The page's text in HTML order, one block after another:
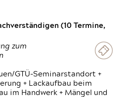
(10 Termine,
zum
GTÜ-Seminarstandort +
+ Lackaufbau beim
im Handwerk + Mängel und